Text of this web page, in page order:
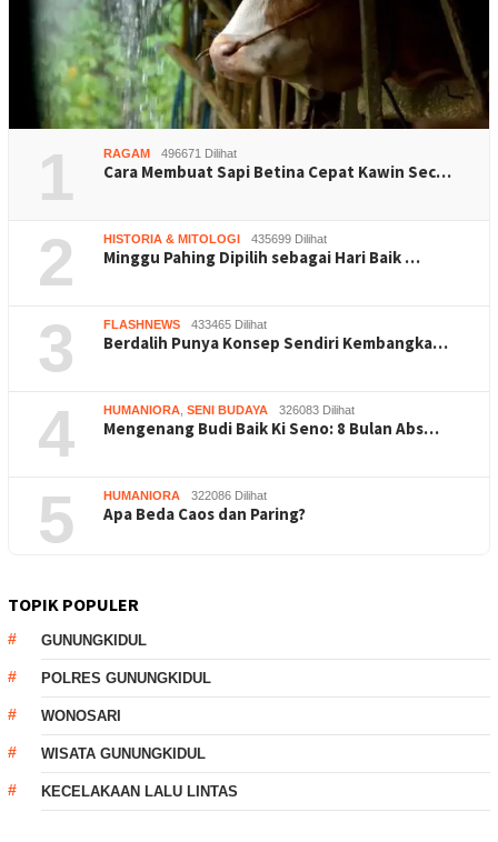
1 RAGAM 496671 Dilihat
Cara Membuat Sapi Betina Cepat Kawin Sec…
2 HISTORIA & MITOLOGI 435699 Dilihat
Minggu Pahing Dipilih sebagai Hari Baik …
3 FLASHNEWS 433465 Dilihat
Berdalih Punya Konsep Sendiri Kembangka…
4 HUMANIORA SENI BUDAYA 326083 Dilihat
Mengenang Budi Baik Ki Seno: 8 Bulan Abs…
5 HUMANIORA 322086 Dilihat
Apa Beda Caos dan Paring?
TOPIK POPULER
GUNUNGKIDUL
POLRES GUNUNGKIDUL
WONOSARI
WISATA GUNUNGKIDUL
KECELAKAAN LALU LINTAS